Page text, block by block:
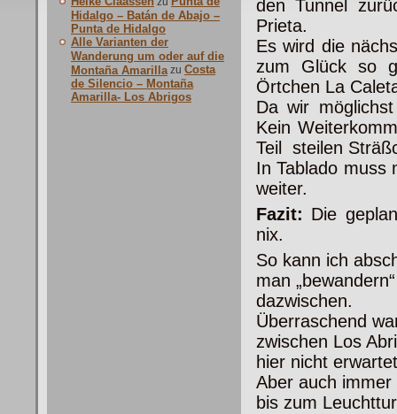
Hidalgo – Batán de Abajo –
Punta de Hidalgo
Alle Varianten der
Wanderung um oder auf die
Montaña Amarilla zu Costa
de Silencio – Montaña
Amarilla- Los Abrigos
den Tunnel
Prieta.
Es wird die
zum Glück so
Örtchen La
Da wir
Kein
Teil steilen
In Tablado muss
weiter.
Fazit: Die
nix.
So kann ich
man
dazwischen.
Überraschend
zwischen Los
hier nicht
Aber auch
bis zum